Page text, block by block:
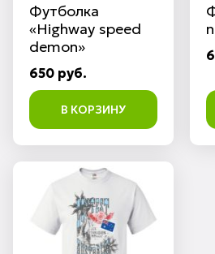
Футболка
«Highway speed
demon»
650 руб.
В КОРЗИНУ